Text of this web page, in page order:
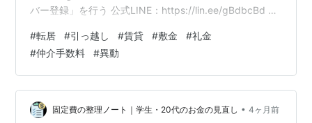
バー登録」を行う 公式LINE：https://lin.ee/gBdbcBd ⇒
ご興味ある案件を探す ②管理者LINEを友達登録し 管理
者LINEへ 本案件No.「132」を送信ください 管理者
LINE：https://line.me/ti/p/SnjtU_GMTw ※もちろん他の
ご興味ある案件がございましたら 該当の案…
#転居 #引っ越し #賃貸 #敷金 #礼金
#仲介手数料 #異動
固定費の整理ノート｜学生・20代のお金の見直し • 4ヶ月前